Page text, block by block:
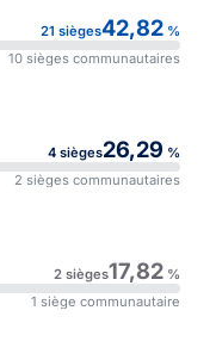
21 sièges42,82%
10 sièges communautaires
4 sièges26,29 %
2 sièges communautaires
2 sièges17,82%
1 siège communautaire